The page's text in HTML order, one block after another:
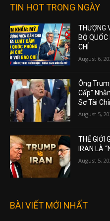
TIN HOT TRONG NGÀY
THƯỢNG
BỘ
CHÍ
August 6,
Ông
Cấp”
Sơ Tài
August 5,
THẾ GIỚI
IRAN LÀ
August 5,
BÀI VIẾT MỚI NHẤT